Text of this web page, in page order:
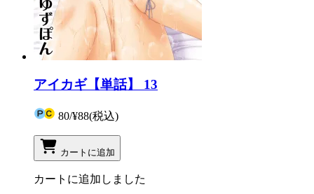
アイカギ【単話】 13
80/¥88(税込)
カートに追加
カートに追加しました